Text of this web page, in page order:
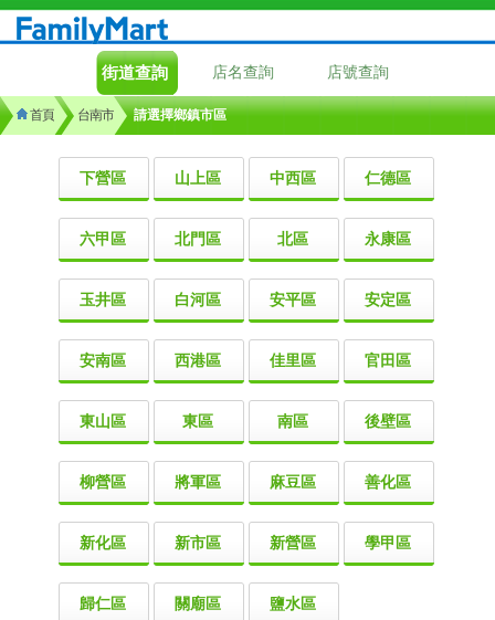
街道查詢 店名查詢 店號查詢
首頁 台南市 請選擇鄉鎮市區
下營區 山上區 中西區 仁德區
六甲區 北門區 北區 永康區
玉井區 白河區 安平區 安定區
安南區 西港區 佳里區 官田區
東山區 東區 南區 後壁區
柳營區 將軍區 麻豆區 善化區
新化區 新市區 新營區 學甲區
歸仁區 關廟區 鹽水區